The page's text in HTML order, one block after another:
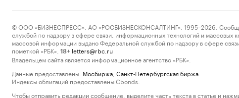
© ООО «БИЗНЕСПРЕСС», АО «РОСБИЗНЕСКОНСАЛТИНГ», 1995–2026.
службой по надзору в сфере связи, информационных технологий и
массовой информации выдано Федеральной службой по надзору в сфере
пометкой «РБК».
18+ letters@rbc.ru
Владельцем сайта является информационное агентство «РБК».
Данные предоставлены: Мосбиржа Санкт-Петербургская биржа
Индексы облигаций предоставлены Cbonds.
Чтобы отправить редакции сообщение, выделите часть текста в статье и